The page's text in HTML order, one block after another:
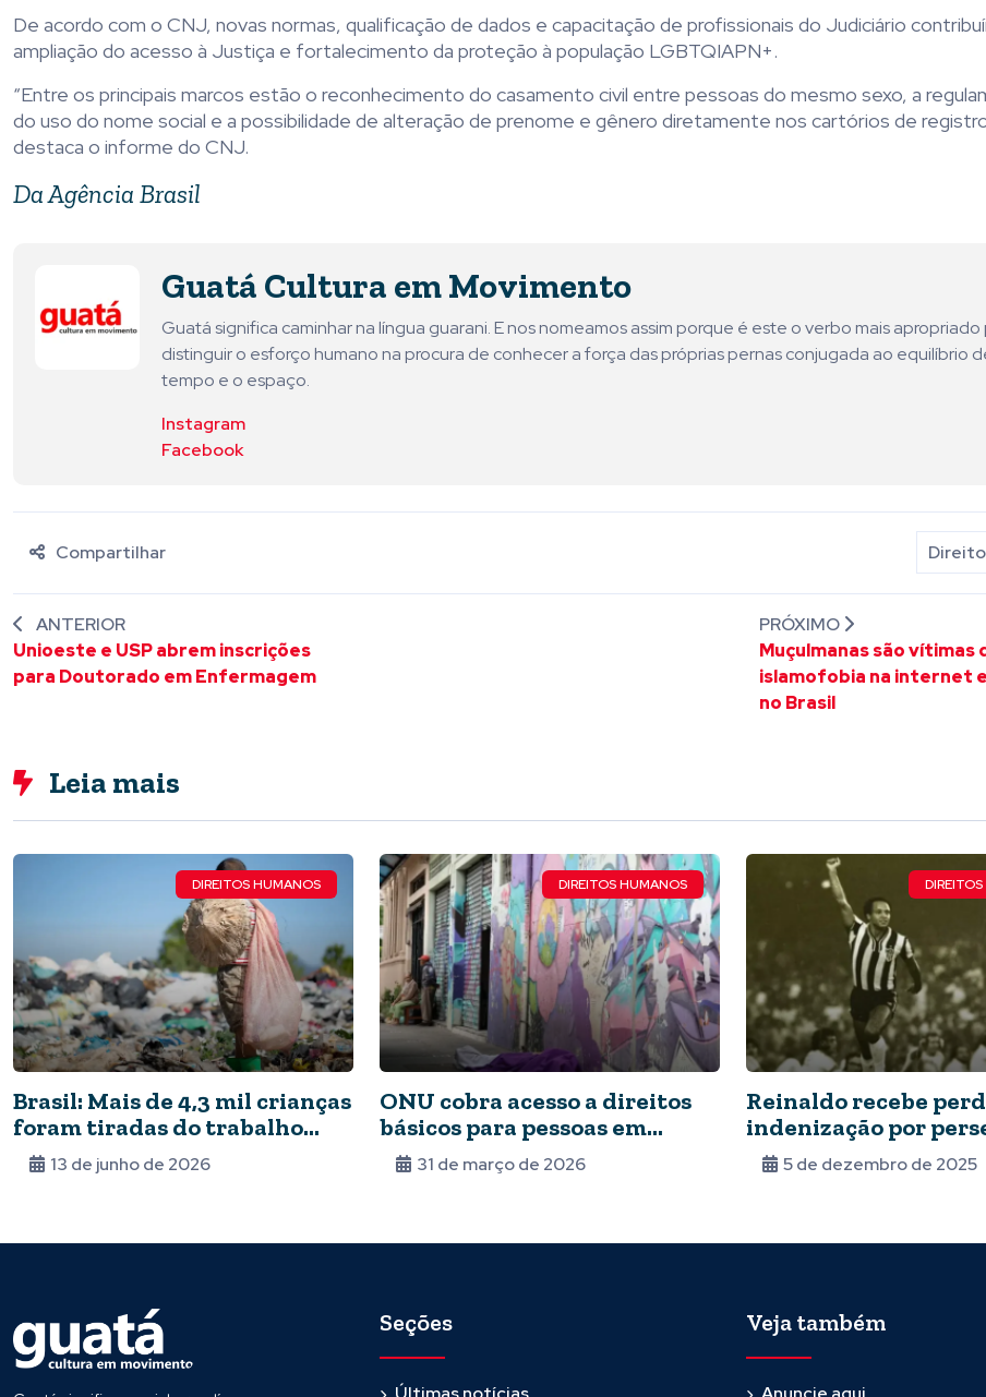
De acordo com o CNJ, novas normas, qualificação de dados e capacitação de profissionais do Judiciário
ampliação do acesso à Justiça e fortalecimento da proteção à população LGBTQIAPN+.
“Entre os principais marcos estão o reconhecimento do casamento civil entre pessoas do mesmo sexo, a
do uso do nome social e a possibilidade de alteração de prenome e gênero diretamente nos cartórios de registro
destaca o informe do CNJ.
Da Agência Brasil
Guatá Cultura em Movimento
Guatá significa caminhar na língua guarani. E nos nomeamos assim porque é este o verbo mais apropriado
distinguir o esforço humano na procura de conhecer a força das próprias pernas conjugada ao equilíbrio
tempo e o espaço.
Instagram
Facebook
Compartilhar
ANTERIOR
Unioeste e USP abrem inscrições
para Doutorado em Enfermagem
PRÓXIMO
Muçulmanas são vítimas
islamofobia na internet
no Brasil
Leia mais
DIREITOS HUMANOS
Brasil: Mais de 4,3 mil crianças
foram tiradas do trabalho
infantil em 2025
13 de junho de 2026
DIREITOS HUMANOS
ONU cobra acesso a direitos
básicos para pessoas em
situação de rua
31 de março de 2026
Reinaldo recebe
indenização por
na ditadura
5 de dezembro de 2025
Seções Veja também